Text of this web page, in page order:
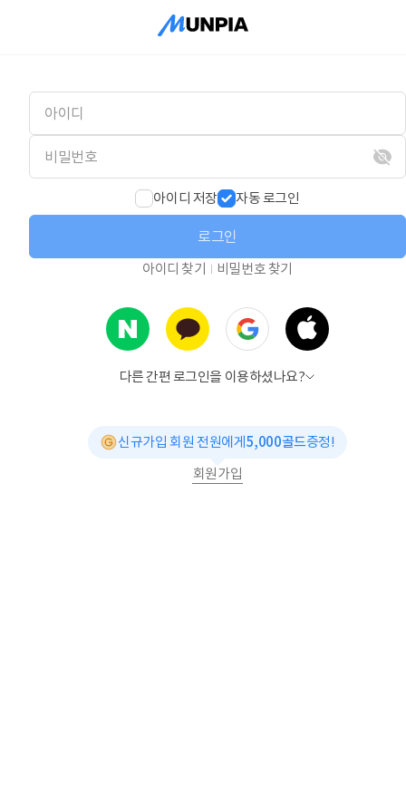
아이디 저장 자동 로그인
로그인
아이디 찾기 비밀번호 찾기
다른 간편 로그인을 이용하셨나요?
신규가입 회원 전원에게5,000골드증정!
회원가입